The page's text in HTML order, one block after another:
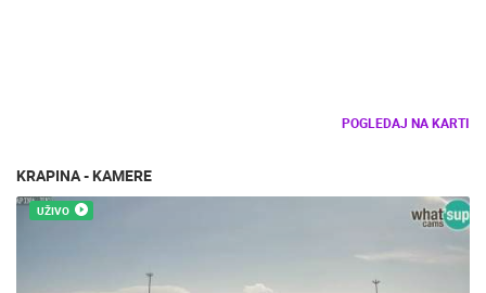
POGLEDAJ NA KARTI
KRAPINA - KAMERE
UŽIVO